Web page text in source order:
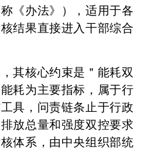
《办法》），适用于各
结果直接进入干部综合
其核心约束是＂能耗双
耗为主要指标，属于行
具，问责链条止于行政
放总量和强度双控要求
体系，由中央组织部统